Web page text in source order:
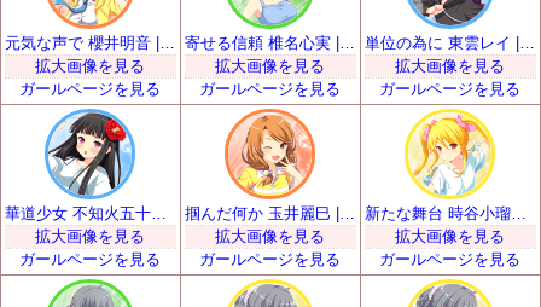
拡大画像を見る
ガールページを見る
寄せる信頼 椎名心実 | SR
拡大画像を見る
ガールページを見る
単位の為に 東雲レイ | SR
拡大画像を見る
ガールページを見る
拡大画像を見る
ガールページを見る
掴んだ何か 玉井麗巳 | SR
拡大画像を見る
ガールページを見る
新たな舞台 時谷小瑠璃 | SR
拡大画像を見る
ガールページを見る